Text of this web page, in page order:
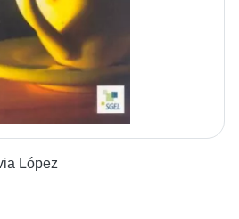
López